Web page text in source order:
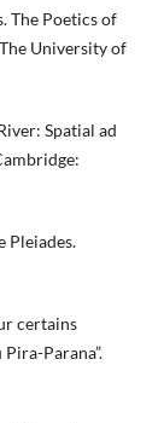
The Poetics of
University of
Spatial ad
Pleiades.
certains
Parana”.